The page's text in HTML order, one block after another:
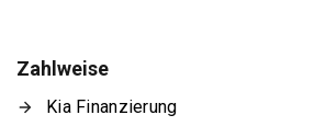
Zahlweise
Kia Finanzierung